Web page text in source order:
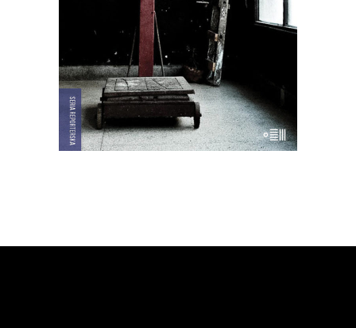
E-BOOK DO KOSZYKA
wannach i jest krowa – bohaterka
rewolucji.
44.00 zł 22.00zł